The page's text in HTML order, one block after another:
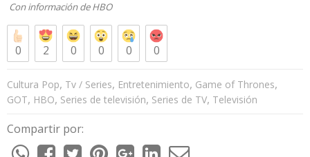
Con información deHBO
0 2 0 0 0 0
Cultura Pop, Tv / Series, Entretenimiento, Game of Thrones,
GOT, HBO, Series de televisión, Series de TV, Televisión
Compartir por: